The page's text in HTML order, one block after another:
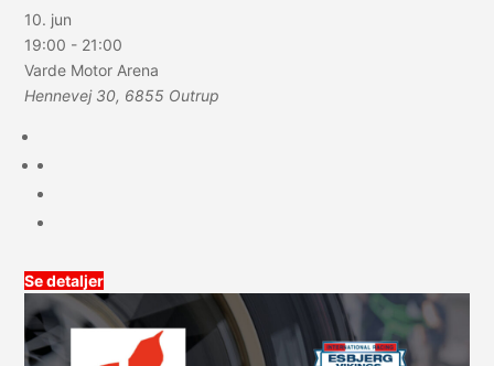
10. jun
19:00 - 21:00
Varde Motor Arena
Hennevej 30, 6855 Outrup
Se detaljer